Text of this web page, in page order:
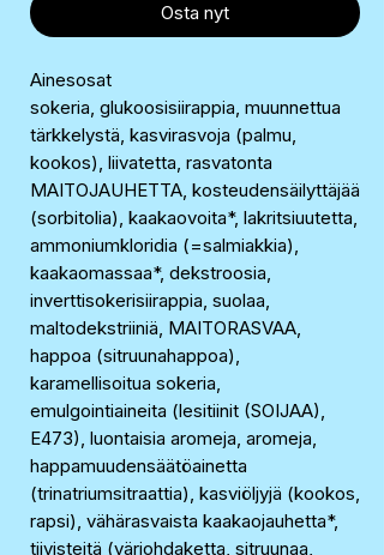
Osta nyt
Ainesosat
sokeria, glukoosisiirappia, muunnettua
tärkkelystä, kasvirasvoja (palmu,
kookos), liivatetta, rasvatonta
MAITOJAUHETTA, kosteudensäilyttäjää
(sorbitolia), kaakaovoita*, lakritsiuutetta,
ammoniumkloridia (=salmiakkia),
kaakaomassaa*, dekstroosia,
inverttisokerisiirappia, suolaa,
maltodekstriiniä, MAITORASVAA,
happoa (sitruunahappoa),
karamellisoitua sokeria,
emulgointiaineita (lesitiinit (SOIJAA),
E473), luontaisia aromeja, aromeja,
happamuudensäätöainetta
(trinatriumsitraattia), kasviöljyjä (kookos,
rapsi), vähärasvaista kaakaojauhetta*,
tiivisteitä (väriohdaketta, sitruunaa,